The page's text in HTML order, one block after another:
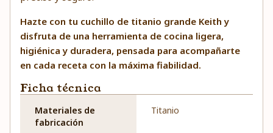
Hazte con tu cuchillo de titanio grande Keith y
disfruta de una herramienta de cocina ligera,
higiénica y duradera, pensada para acompañarte
en cada receta con la máxima fiabilidad.
Ficha técnica
Materiales de
fabricación
Titanio